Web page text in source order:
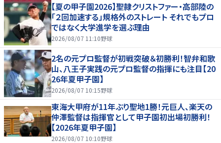
【夏の甲子園2026】聖隷クリストファー・高部陸の
「２回加速する」規格外のストレート それでもプロ
ではなく大学進学を選ぶ理由
2026/08/07 11:10野球
2名の元プロ監督が初戦突破＆初勝利！智弁和歌
山、八王子実践の元プロ監督の指揮にも注目【20
26年夏甲子園】
2026/08/07 10:15野球
東海大甲府が11年ぶり聖地1勝！元巨人、楽天の
仲澤監督は指揮官として甲子園初出場初勝利！
【2026年夏甲子園】
2026/08/07 10:10野球